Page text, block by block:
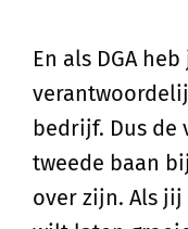
En als DGA
bedrijf. Dus de
tweede baan
over zijn. Als jij